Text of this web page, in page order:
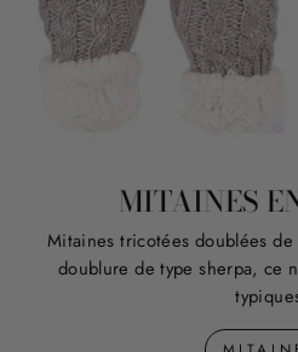
MITAINES
Mitaines tricotées doublées
doublure de type sherpa, ce